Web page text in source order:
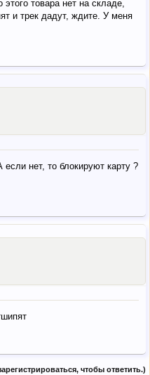
этого товара нет на складе,
и трек дадут, ждите. У меня
нет, то блокируют карту ?
чтобы ответить.)